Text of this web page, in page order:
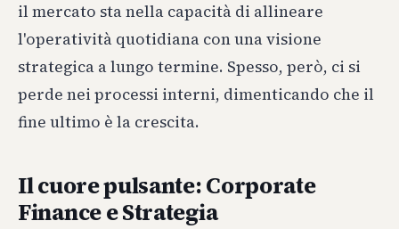
il mercato sta nella capacità di allineare
l'operatività quotidiana con una visione
strategica a lungo termine. Spesso, però, ci si
perde nei processi interni, dimenticando che il
fine ultimo è la crescita.
Il cuore pulsante: Corporate
Finance e Strategia